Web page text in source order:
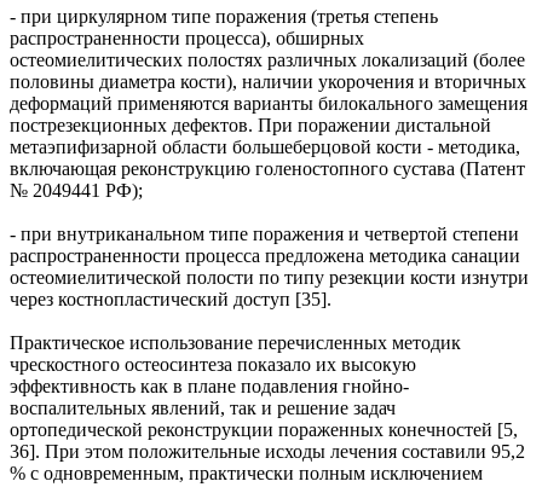
- при циркулярном типе поражения (третья степень
распространенности процесса), обширных
остеомиелитических полостях различных локализаций (более
половины диаметра кости), наличии укорочения и вторичных
деформаций применяются варианты билокального замещения
пострезекционных дефектов. При поражении дистальной
метаэпифизарной области большеберцовой кости - методика,
включающая реконструкцию голеностопного сустава (Патент
№ 2049441 РФ);
- при внутриканальном типе поражения и четвертой степени
распространенности процесса предложена методика санации
остеомиелитической полости по типу резекции кости изнутри
через костнопластический доступ [35].
Практическое использование перечисленных методик
чрескостного остеосинтеза показало их высокую
эффективность как в плане подавления гнойно-
воспалительных явлений, так и решение задач
ортопедической реконструкции пораженных конечностей [5,
36]. При этом положительные исходы лечения составили 95,2
% с одновременным, практически полным исключением